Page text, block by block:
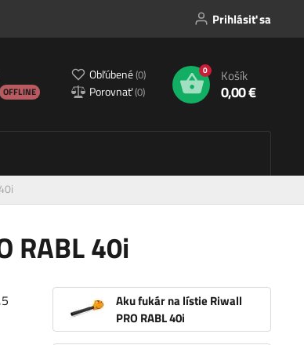
Prihlásiť sa
OFFLINE
Obľúbené(0)
Porovnať(0)
0 Košík
0,00 €
RABL 40i
Aku fukár na lístie Riwall
PRO RABL 40i